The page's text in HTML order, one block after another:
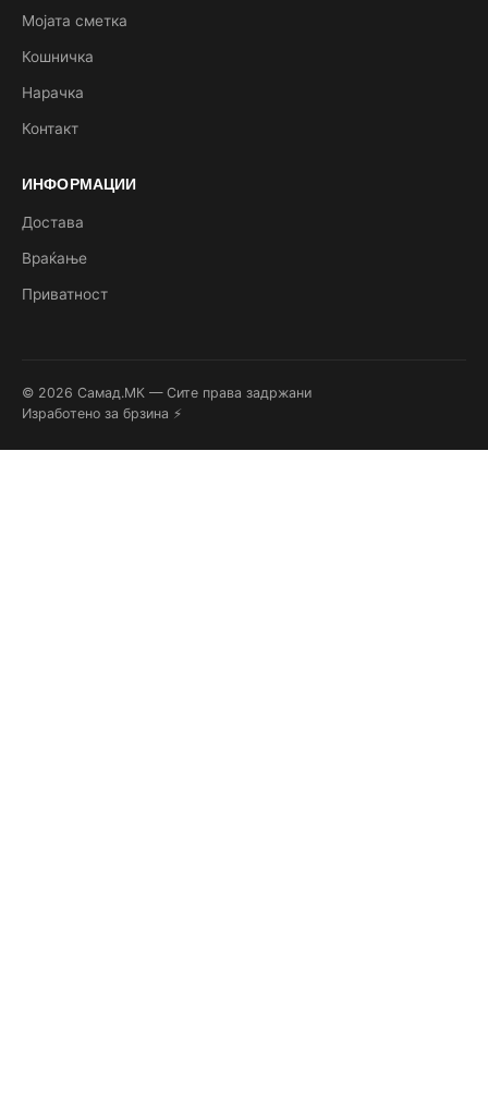
Мојата сметка
Кошничка
Нарачка
Контакт
ИНФОРМАЦИИ
Достава
Враќање
Приватност
© 2026 Самад.МК — Сите права задржани
Изработено за брзина ⚡